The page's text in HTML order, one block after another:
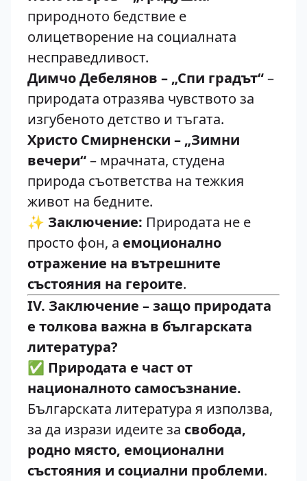
природното бедствие е
олицетворение на социалната
несправедливост.
Димчо Дебелянов – „Спи градът“–
природата отразява чувството за
изгубеното детство и тъгата.
Христо Смирненски – „Зимни
вечери“– мрачната, студена
природа съответства на тежкия
живот на бедните.
✨ Заключение: Природата не е
просто фон, а емоционално
отражение на вътрешните
състояния на героите.
IV. Заключение – защо природата
е толкова важна в българската
литература?
✅ Природата е част от
националното самосъзнание.
Българската литература я използва,
за да изрази идеите за свобода,
родно място, емоционални
състояния и социални проблеми.